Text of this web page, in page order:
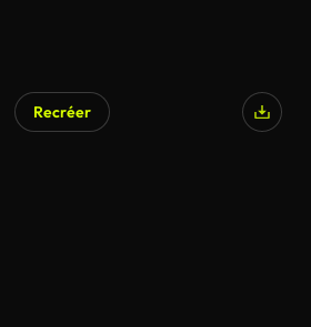
Recréer